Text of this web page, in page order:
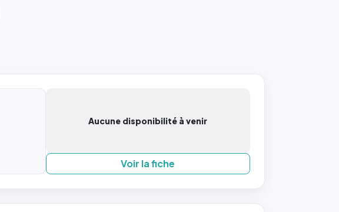
Aucune disponibilité à venir
Voir la fiche